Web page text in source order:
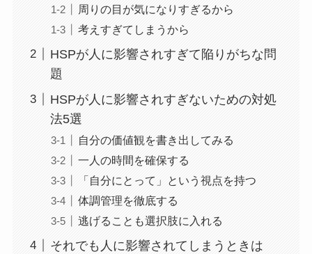
周りの目が気になりすぎるから
考えすぎてしまうから
HSPが人に影響されすぎて陥りがちな問
題
HSPが人に影響されすぎないための対処
法5選
自分の価値観を書き出してみる
一人の時間を確保する
「自分にとって」という視点を持つ
体調管理を徹底する
逃げることも選択肢に入れる
それでも人に影響されてしまうときは